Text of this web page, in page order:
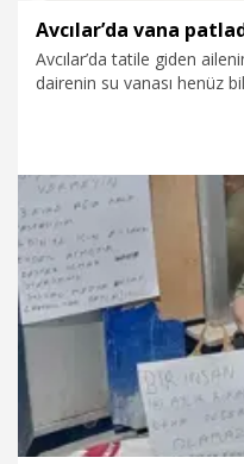
Avcılar’da tatile giden
dairenin su vanası henüz
22.07.2026